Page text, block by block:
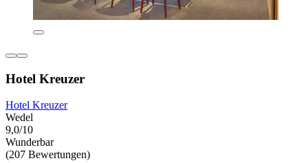
Hotel Kreuzer
Hotel Kreuzer
Wedel
9,0/10
Wunderbar
(207 Bewertungen)